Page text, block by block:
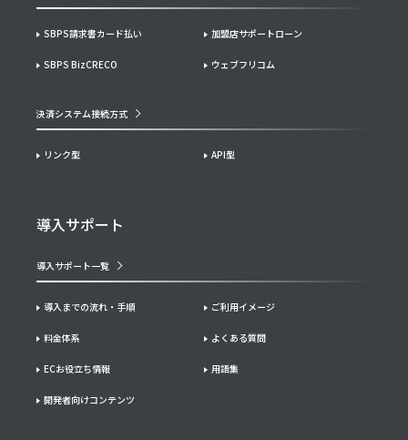
SBPS請求書カード払い 加盟店サポートローン
SBPS BizCRECO ウェブフリコム
決済システム接続方式
リンク型 API型
導入サポート
導入サポート一覧
導入までの流れ・手順 ご利用イメージ
料金体系 よくある質問
ECお役立ち情報 用語集
開発者向けコンテンツ